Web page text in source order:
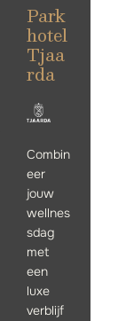
Park
hotel
Tjaa
rda
Combin
eer
jouw
wellnes
sdag
met
een
luxe
verblijf